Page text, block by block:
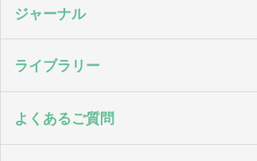
ジャーナル
ライブラリー
よくあるご質問